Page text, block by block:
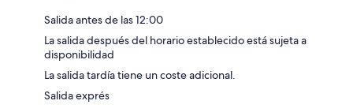
Salida antes de las 12:00
La salida después del horario establecido está sujeta a
disponibilidad
La salida tardía tiene un coste adicional.
Salida exprés